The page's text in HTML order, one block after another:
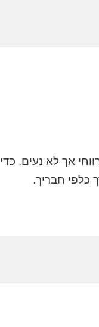
אך לא נעים. כדי
כלפי חבריך.